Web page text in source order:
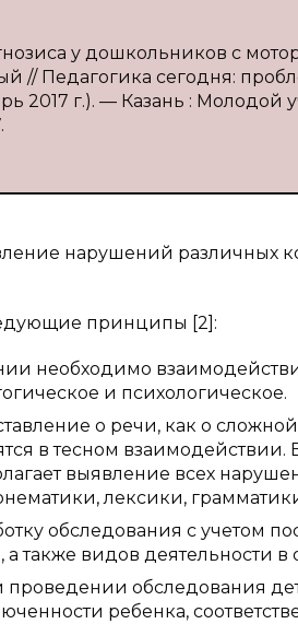
у дошкольников с
// Педагогика сегодня:
2017 г.). — Казань : Молодой
нарушений различных
принципы [2]:
необходимо
и психологическое.
о речи, как о
в тесном взаимодействии.
выявление всех
лексики,
обследования с учетом
видов деятельности в
проведении обследования
ребенка,